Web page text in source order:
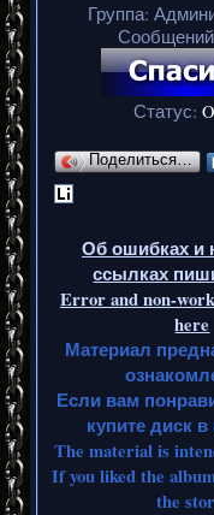
Группа:
Статус:
Поделиться…
Об ошибках и
ссылках
Error and non-
here
Материал
Если вам
купите диск в
The material is
If you liked the
the